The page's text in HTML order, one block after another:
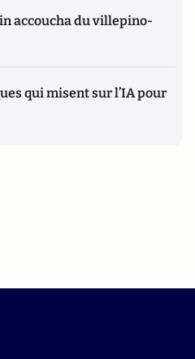
accoucha du villepino-
qui misent sur l’IA pour